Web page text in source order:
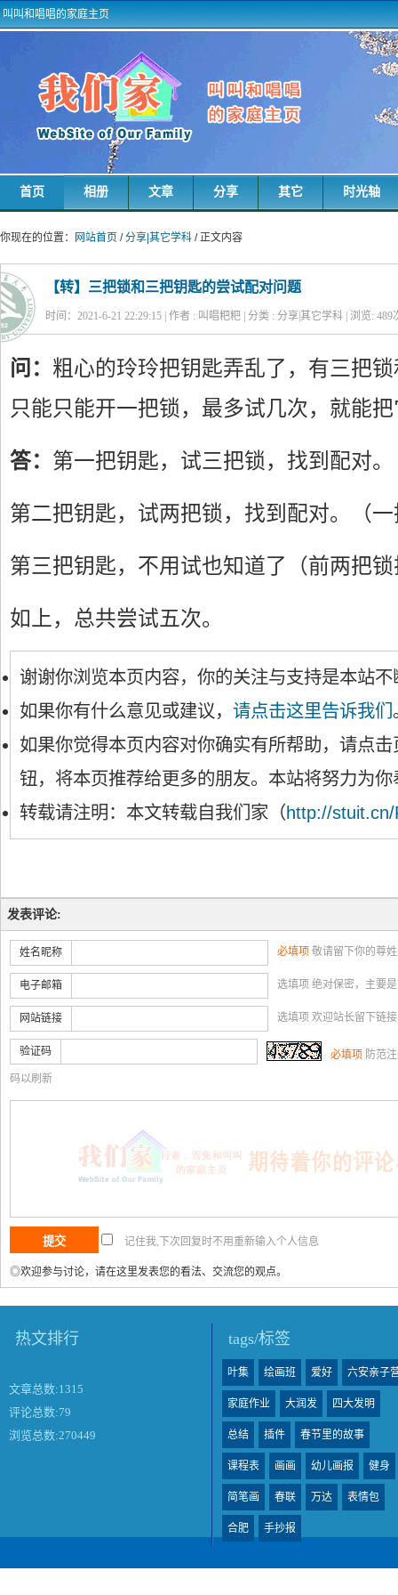
叫叫和唱唱的家庭主页
首页 相册 文章 分享 其它 时光轴
你现在的位置： 网站首页 /分享|其它学科 / 正文内容
【转】三把锁和三把钥匙的尝试配对问题
时间：2021-6-21 22:29:15 | 作者 : 叫唱粑粑 | 分类 : 分享|其它学科 | 浏览: 489
问： 粗心的玲玲把钥匙弄乱了，有三把
只能只能开一把锁，最多试几次，就能
答： 第一把钥匙，试三把锁，找到配对。
第二把钥匙，试两把锁，找到配对。（
第三把钥匙，不用试也知道了（前两把
如上，总共尝试五次。
谢谢你浏览本页内容，你的关注与支持是本站
如果你有什么意见或建议， 请点击这里告诉我们
如果你觉得本页内容对你确实有所帮助，请点
钮，将本页推荐给更多的朋友。本站将努力为
转载请注明：本文转载自我们家（ http://
发表评论:
姓名昵称 必填项 敬请留下你的尊
电子邮箱 选填项 绝对保密，主要
网站链接 选填项 欢迎站长留下链
验证码 必填项 防范
码以刷新
记住我,下次回复时不用重新输入个人信息
◎欢迎参与讨论，请在这里发表您的看法、交流您的观点。
热文排行
文章总数:1315
评论总数:79
浏览总数:270449
tags/标签
叶集 绘画班 爱好 六安亲子
家庭作业 大润发 四大发明
总结 插件 春节里的故事
课程表 画画 幼儿画报 健身
简笔画 春联 万达 表情包
合肥 手抄报